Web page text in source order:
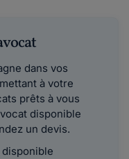
dans vos
à votre
prêts à vous
disponible
un devis.